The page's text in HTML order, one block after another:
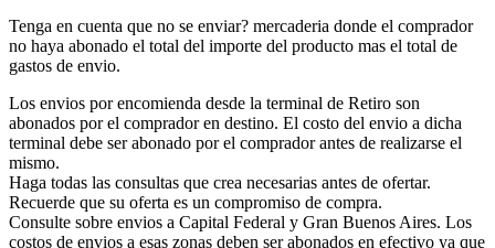
Tenga en cuenta que no se enviar? mercaderia donde el comprador
no haya abonado el total del importe del producto mas el total de
gastos de envio.
Los envios por encomienda desde la terminal de Retiro son
abonados por el comprador en destino. El costo del envio a dicha
terminal debe ser abonado por el comprador antes de realizarse el
mismo.
Haga todas las consultas que crea necesarias antes de ofertar.
Recuerde que su oferta es un compromiso de compra.
Consulte sobre envios a Capital Federal y Gran Buenos Aires. Los
costos de envios a esas zonas deben ser abonados en efectivo ya que